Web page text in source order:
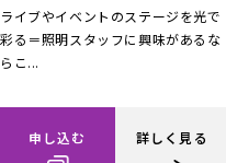
ライブやイベントのステージを光で
彩る＝照明スタッフに興味があるな
らこ...
申し込む 詳しく見る